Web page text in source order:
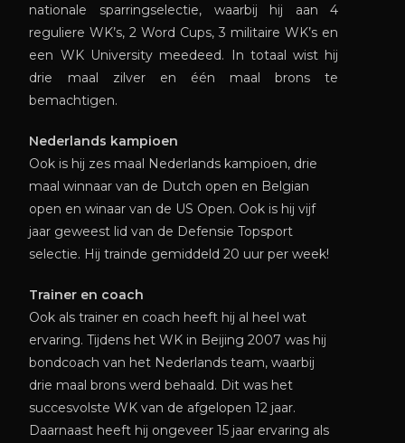
nationale sparringselectie, waarbij hij aan 4
reguliere WK’s, 2 Word Cups, 3 militaire WK’s en
een WK University meedeed. In totaal wist hij
drie maal zilver en één maal brons te
bemachtigen.
Nederlands kampioen
Ook is hij zes maal Nederlands kampioen, drie
maal winnaar van de Dutch open en Belgian
open en winaar van de US Open. Ook is hij vijf
jaar geweest lid van de Defensie Topsport
selectie. Hij trainde gemiddeld 20 uur per week!
Trainer en coach
Ook als trainer en coach heeft hij al heel wat
ervaring. Tijdens het WK in Beijing 2007 was hij
bondcoach van het Nederlands team, waarbij
drie maal brons werd behaald. Dit was het
succesvolste WK van de afgelopen 12 jaar.
Daarnaast heeft hij ongeveer 15 jaar ervaring als